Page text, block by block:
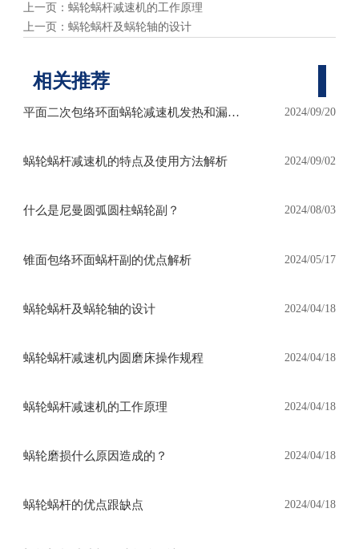
上一页： 蜗轮蜗杆减速机的工作原理
上一页： 蜗轮蜗杆及蜗轮轴的设计
相关推荐
平面二次包络环面蜗轮减速机发热和漏油
2024/09/20
蜗轮蜗杆减速机的特点及使用方法解析 2024/09/02
什么是尼曼圆弧圆柱蜗轮副？ 2024/08/03
锥面包络环面蜗杆副的优点解析 2024/05/17
蜗轮蜗杆及蜗轮轴的设计 2024/04/18
蜗轮蜗杆减速机内圆磨床操作规程 2024/04/18
蜗轮蜗杆减速机的工作原理 2024/04/18
蜗轮磨损什么原因造成的？ 2024/04/18
蜗轮蜗杆的优点跟缺点 2024/04/18